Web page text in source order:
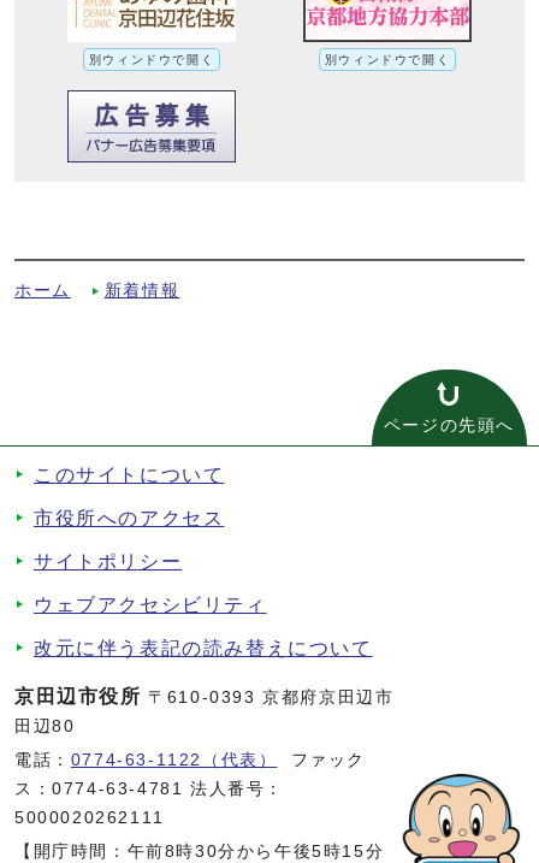
別ウィンドウで開く 別ウィンドウで開く
ホーム 新着情報
ページの先頭へ
このサイトについて
市役所へのアクセス
サイトポリシー
ウェブアクセシビリティ
改元に伴う表記の読み替えについて
京田辺市役所 〒610-0393 京都府京田辺市
田辺80
電話： 0774-63-1122（代表）
ファック
ス：0774-63-4781 法人番号：
5000020262111
【開庁時間：午前8時30分から午後5時15分